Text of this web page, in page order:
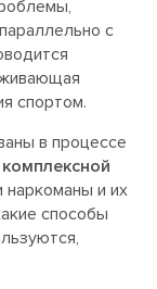
с
спортом.
в процессе
комплексной
наркоманы и их
способы